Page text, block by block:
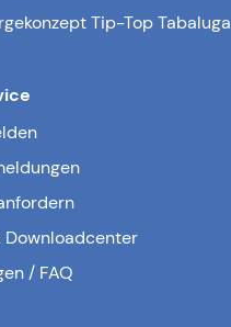
Tip-Top Tabaluga
/ FAQ